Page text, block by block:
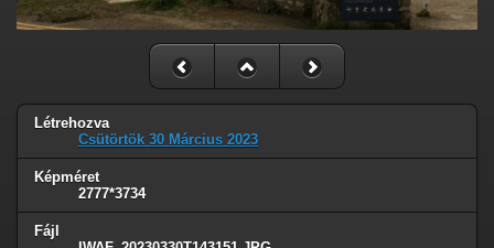
Létrehozva
Csütörtök 30 Március 2023
Képméret
2777*3734
Fájl